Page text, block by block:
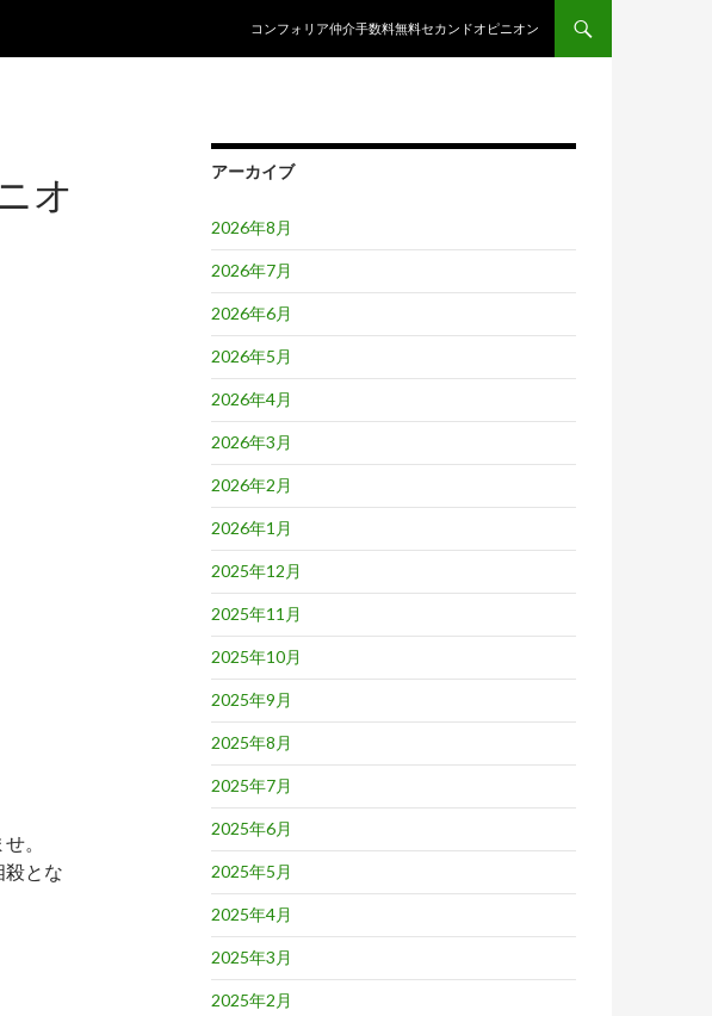
コンフォリア仲介手数料無料セカンドオピニオン
オ
。
とな
アーカイブ
2026年8月
2026年7月
2026年6月
2026年5月
2026年4月
2026年3月
2026年2月
2026年1月
2025年12月
2025年11月
2025年10月
2025年9月
2025年8月
2025年7月
2025年6月
2025年5月
2025年4月
2025年3月
2025年2月